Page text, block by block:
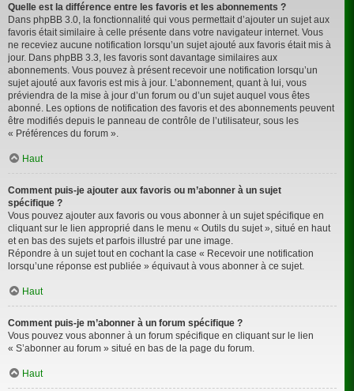
Quelle est la différence entre les favoris et les abonnements ?
Dans phpBB 3.0, la fonctionnalité qui vous permettait d’ajouter un sujet aux
favoris était similaire à celle présente dans votre navigateur internet. Vous
ne receviez aucune notification lorsqu’un sujet ajouté aux favoris était mis à
jour. Dans phpBB 3.3, les favoris sont davantage similaires aux
abonnements. Vous pouvez à présent recevoir une notification lorsqu’un
sujet ajouté aux favoris est mis à jour. L’abonnement, quant à lui, vous
préviendra de la mise à jour d’un forum ou d’un sujet auquel vous êtes
abonné. Les options de notification des favoris et des abonnements peuvent
être modifiés depuis le panneau de contrôle de l’utilisateur, sous les
« Préférences du forum ».
Haut
Comment puis-je ajouter aux favoris ou m’abonner à un sujet
spécifique ?
Vous pouvez ajouter aux favoris ou vous abonner à un sujet spécifique en
cliquant sur le lien approprié dans le menu « Outils du sujet », situé en haut
et en bas des sujets et parfois illustré par une image.
Répondre à un sujet tout en cochant la case « Recevoir une notification
lorsqu’une réponse est publiée » équivaut à vous abonner à ce sujet.
Haut
Comment puis-je m’abonner à un forum spécifique ?
Vous pouvez vous abonner à un forum spécifique en cliquant sur le lien
« S’abonner au forum » situé en bas de la page du forum.
Haut